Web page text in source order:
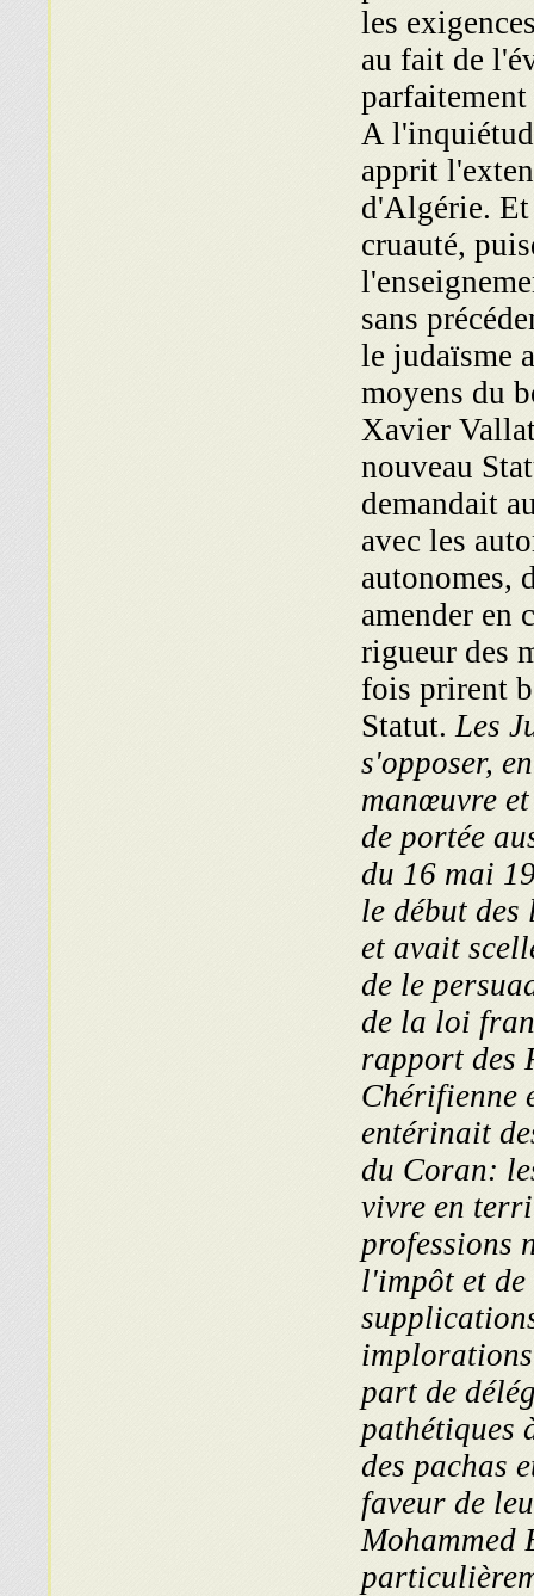
les
au fait de
A
apprit
d'Algérie. Et
cruauté,
sans
le judaïsme
moyens du
Xavier
nouveau
demandait
avec les
autonomes,
amender en
rigueur des
fois prirent
Statut.Les
s'opposer,
manœuvre
de portée
du 16 mai
le début
et avait
de le
de la loi
rapport des
Chérifienne
entérinait
du Coran:
vivre en
professions
l'impôt et de
part de
pathétiques
des pachas
faveur de
Mohammed